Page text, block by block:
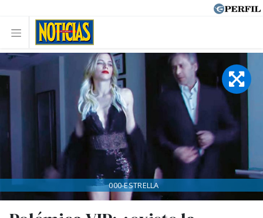
000-ESTRELLA